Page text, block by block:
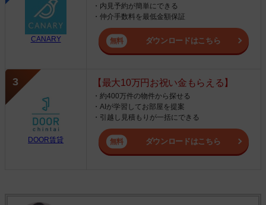
CANARY
・内見予約が簡単にできる
・仲介手数料を最低金額保証
ダウンロードはこちら
DOOR賃貸
【最大10万円お祝い金もらえる】
・約400万件の物件から探せる
・AIが学習してお部屋を提案
・引越し見積もりが一括にできる
ダウンロードはこちら